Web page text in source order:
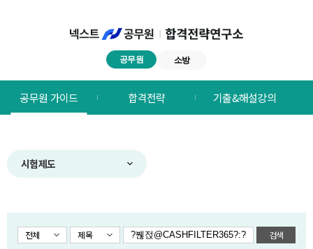
공무원 소방
합격전략연구소
메뉴
공무원 가이드 합격전략 기출&해설강의
시험제도
전체 제목 검색